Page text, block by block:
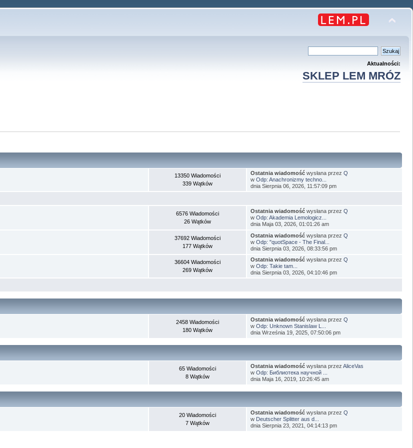
Aktualności:
SKLEP LEM MRÓZ
13350 Wiadomości
339 Wątków
Ostatnia wiadomość wysłana przezQ
wOdp: Anachronizmy techno...
dnia Sierpnia 06, 2026, 11:57:09 pm
6576 Wiadomości
26 Wątków
Ostatnia wiadomość wysłana przezQ
wOdp: Akademia Lemologicz...
dnia Maja 03, 2026, 01:01:26 am
37692 Wiadomości
177 Wątków
Ostatnia wiadomość wysłana przezQ
wOdp: "quotSpace - The Final...
dnia Sierpnia 03, 2026, 08:33:56 pm
36604 Wiadomości
269 Wątków
Ostatnia wiadomość wysłana przezQ
wOdp: Takie tam...
dnia Sierpnia 03, 2026, 04:10:46 pm
2458 Wiadomości
180 Wątków
Ostatnia wiadomość wysłana przezQ
wOdp: Unknown Stanislaw L...
dnia Września 19, 2025, 07:50:06 pm
65 Wiadomości
8 Wątków
Ostatnia wiadomość wysłana przezAliceVas
wOdp: Библиотека научной ...
dnia Maja 16, 2019, 10:26:45 am
20 Wiadomości
7 Wątków
Ostatnia wiadomość wysłana przezQ
w Deutscher Splitter aus d...
dnia Sierpnia 23, 2021, 04:14:13 pm